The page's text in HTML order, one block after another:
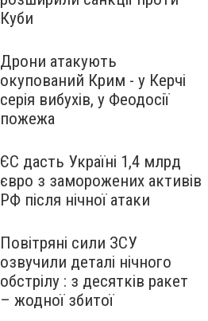
Куби
Дрони атакують
окупований Крим - у Керчі
серія вибухів, у Феодосії
пожежа
ЄС дасть Україні 1,4 млрд
євро з заморожених активів
РФ після нічної атаки
Повітряні сили ЗСУ
озвучили деталі нічного
обстрілу : з десятків ракет
– жодної збитої